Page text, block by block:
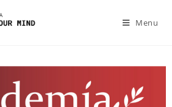
Menu